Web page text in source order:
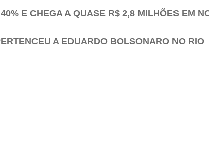
E CHEGA A QUASE R$ 2,8 MILHÕES EM
A EDUARDO BOLSONARO NO RIO